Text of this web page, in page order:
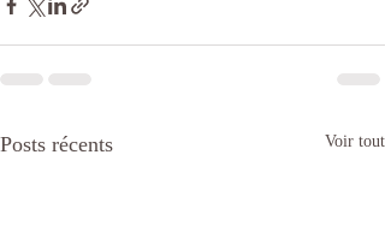
Posts récents Voir tout